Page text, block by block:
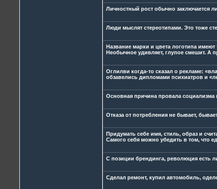
Личностный рост обычно заключается
Люди мыслят стереотипами. Это тоже
Название марки и цвета логотипа имеют
Необычное удивляет, глупое смешит. А
Оглилви когда-то сказал о рекламе:
обзавелись дипломами психиатров и
Основная причина провала социализма
Отказа от потребления не бывает,
Придумать себе имя, стиль, образ и
Самого себя можно убедить в том, что
С позиции брендинга, революция есть
Сделал ремонт, купил автомобиль,